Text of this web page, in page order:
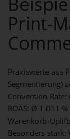
Print-
Praxiswerte aus
Segmentierung)
Conversion
ROAS: Ø 1.011 %
Warenkorb-
Besonders stark: